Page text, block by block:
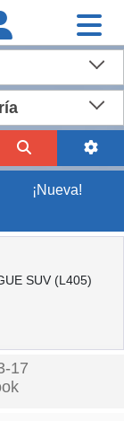
¡Nueva!
SUV (L405)
17